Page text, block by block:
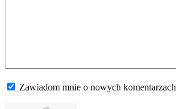
Zawiadom mnie o nowych komentarzach